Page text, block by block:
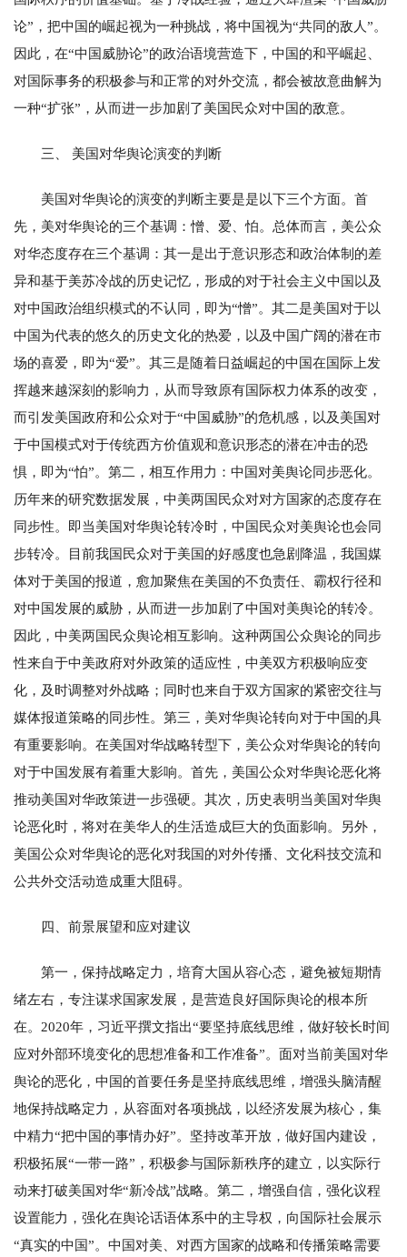
论”，把中国的崛起视为一种挑战，将中国视为“共同的敌人”。
因此，在“中国威胁论”的政治语境营造下，中国的和平崛起、
对国际事务的积极参与和正常的对外交流，都会被故意曲解为
一种“扩张”，从而进一步加剧了美国民众对中国的敌意。
三、 美国对华舆论演变的判断
美国对华舆论的演变的判断主要是是以下三个方面。首
先，美对华舆论的三个基调：憎、爱、怕。总体而言，美公众
对华态度存在三个基调：其一是出于意识形态和政治体制的差
异和基于美苏冷战的历史记忆，形成的对于社会主义中国以及
对中国政治组织模式的不认同，即为“憎”。其二是美国对于以
中国为代表的悠久的历史文化的热爱，以及中国广阔的潜在市
场的喜爱，即为“爱”。其三是随着日益崛起的中国在国际上发
挥越来越深刻的影响力，从而导致原有国际权力体系的改变，
而引发美国政府和公众对于“中国威胁”的危机感，以及美国对
于中国模式对于传统西方价值观和意识形态的潜在冲击的恐
惧，即为“怕”。第二，相互作用力：中国对美舆论同步恶化。
历年来的研究数据发展，中美两国民众对对方国家的态度存在
同步性。即当美国对华舆论转冷时，中国民众对美舆论也会同
步转冷。目前我国民众对于美国的好感度也急剧降温，我国媒
体对于美国的报道，愈加聚焦在美国的不负责任、霸权行径和
对中国发展的威胁，从而进一步加剧了中国对美舆论的转冷。
因此，中美两国民众舆论相互影响。这种两国公众舆论的同步
性来自于中美政府对外政策的适应性，中美双方积极响应变
化，及时调整对外战略；同时也来自于双方国家的紧密交往与
媒体报道策略的同步性。第三，美对华舆论转向对于中国的具
有重要影响。在美国对华战略转型下，美公众对华舆论的转向
对于中国发展有着重大影响。首先，美国公众对华舆论恶化将
推动美国对华政策进一步强硬。其次，历史表明当美国对华舆
论恶化时，将对在美华人的生活造成巨大的负面影响。另外，
美国公众对华舆论的恶化对我国的对外传播、文化科技交流和
公共外交活动造成重大阻碍。
四、前景展望和应对建议
第一，保持战略定力，培育大国从容心态，避免被短期情
绪左右，专注谋求国家发展，是营造良好国际舆论的根本所
在。2020年，习近平撰文指出“要坚持底线思维，做好较长时间
应对外部环境变化的思想准备和工作准备”。面对当前美国对华
舆论的恶化，中国的首要任务是坚持底线思维，增强头脑清醒
地保持战略定力，从容面对各项挑战，以经济发展为核心，集
中精力“把中国的事情办好”。坚持改革开放，做好国内建设，
积极拓展“一带一路”，积极参与国际新秩序的建立，以实际行
动来打破美国对华“新冷战”战略。第二，增强自信，强化议程
设置能力，强化在舆论话语体系中的主导权，向国际社会展示
“真实的中国”。中国对美、对西方国家的战略和传播策略需要